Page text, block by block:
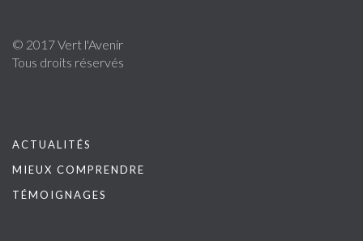
© 2017 Vert l'Avenir
Tous droits réservés
ACTUALITÉS
MIEUX COMPRENDRE
TÉMOIGNAGES